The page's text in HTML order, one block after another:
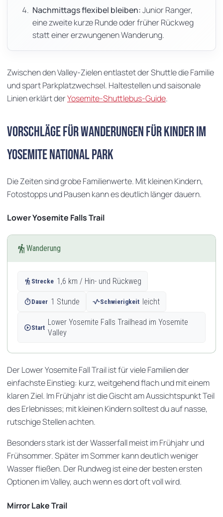
Nachmittags flexibel bleiben:Junior Ranger,
eine zweite kurze Runde oder früher Rückweg
statt einer erzwungenen Wanderung.
Zwischen den Valley-Zielen entlastet der Shuttle die Familie
und spart Parkplatzwechsel. Haltestellen und saisonale
Linien erklärt derYosemite-Shuttlebus-Guide.
Vorschläge für Wanderungen für Kinder im
Yosemite National Park
Die Zeiten sind grobe Familienwerte. Mit kleinen Kindern,
Fotostopps und Pausen kann es deutlich länger dauern.
Lower Yosemite Falls Trail
hiking Wanderung
hiking Strecke 1,6 km / Hin- und Rückweg
timerDauer 1 Stunde vital_signsSchwierigkeit leicht
play_circleStart
Lower Yosemite Falls Trailhead im Yosemite
Valley
Der Lower Yosemite Fall Trail ist für viele Familien der
einfachste Einstieg: kurz, weitgehend flach und mit einem
klaren Ziel. Im Frühjahr ist die Gischt am Aussichtspunkt Teil
des Erlebnisses; mit kleinen Kindern solltest du auf nasse,
rutschige Stellen achten.
Besonders stark ist der Wasserfall meist im Frühjahr und
Frühsommer. Später im Sommer kann deutlich weniger
Wasser fließen. Der Rundweg ist eine der besten ersten
Optionen im Valley, auch wenn es dort oft voll wird.
Mirror Lake Trail